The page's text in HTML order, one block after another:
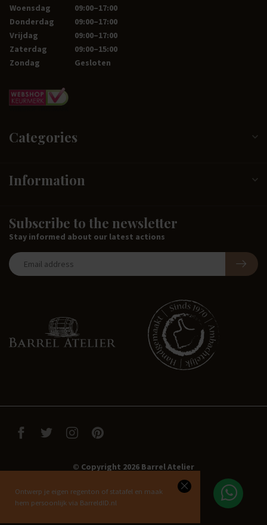
Ontwerp je eigen regenton of statafel en maak
hem persoonlijk via BarreldID.nl
Woensdag
09:00–17:00
Donderdag
09:00–17:00
Vrijdag
09:00–17:00
Zaterdag
09:00–15:00
Zondag
Gesloten
Categories
Information
Subscribe to the newsletter
Stay informed about our latest actions
© Copyright 2026 Barrel Atelier